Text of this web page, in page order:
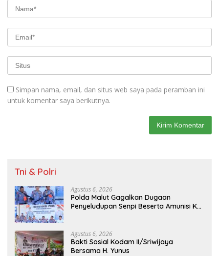
Simpan nama, email, dan situs web saya pada peramban ini
untuk komentar saya berikutnya.
Tni & Polri
Agustus 6, 2026
Polda Malut Gagalkan Dugaan
Penyeludupan Senpi Beserta Amunisi Ke
Agustus 6, 2026
Bakti Sosial Kodam II/Sriwijaya
Bersama H. Yunus